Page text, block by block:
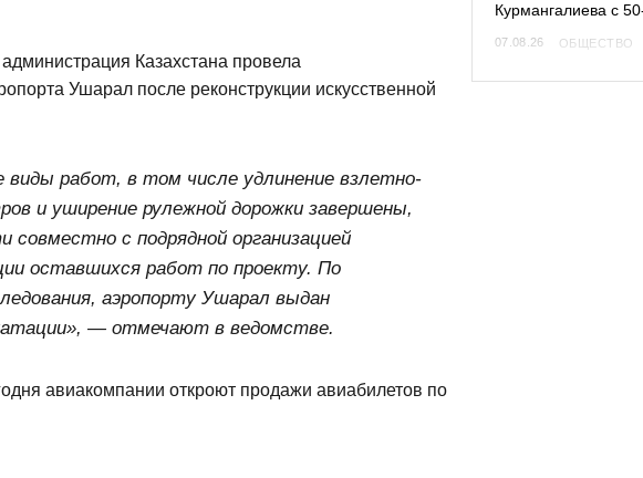
Казахстана провела
Ушарал после реконструкции искусственной
виды работ, в том числе удлинение взлетно-
и уширение рулежной дорожки завершены,
с подрядной организацией
оставшихся работ по проекту. По
аэропорту Ушарал выдан
— отмечают в ведомстве.
авиакомпании откроют продажи авиабилетов по
Курмангалиева с
07.08.26 ОБЩЕСТВО